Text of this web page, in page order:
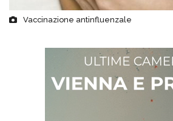
Vaccinazione antinfluenzale